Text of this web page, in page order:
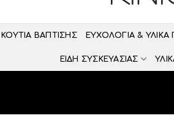
ΚΟΥΤΙΑ ΒΑΠΤΙΣΗΣ ΕΥΧΟΛΟΓΙΑ & ΥΛΙΚΑ
ΕΙΔΗ ΣΥΣΚΕΥΑΣΙΑΣ